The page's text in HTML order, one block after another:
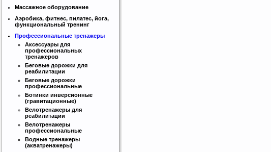
Массажное оборудование
Аэробика, фитнес, пилатес, йога,
функциональный тренинг
Профессиональные тренажеры
Аксессуары для
профессиональных
тренажеров
Беговые дорожки для
реабилитации
Беговые дорожки
профессиональные
Ботинки инверсионные
(гравитационные)
Велотренажеры для
реабилитации
Велотренажеры
профессиональные
Водные тренажеры
(акватренажеры)